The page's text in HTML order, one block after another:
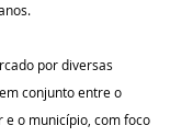
por diversas
conjunto entre o
o município, com foco